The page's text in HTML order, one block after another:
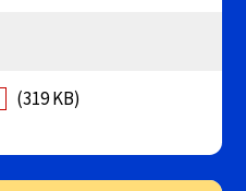
(319 KB)